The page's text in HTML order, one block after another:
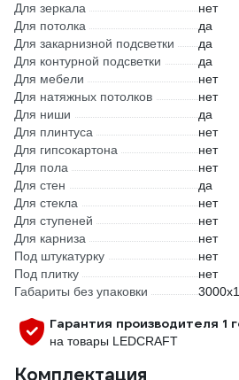
Для зеркала
нет
Для потолка
да
Для закарнизной подсветки
да
Для контурной подсветки
да
Для мебели
нет
Для натяжных потолков
нет
Для ниши
да
Для плинтуса
нет
Для гипсокартона
нет
Для пола
нет
Для стен
да
Для стекла
нет
Для ступеней
нет
Для карниза
нет
Под штукатурку
нет
Под плитку
нет
Габариты без упаковки
Гарантия производителя 1
на товары LEDCRAFT
Комплектация